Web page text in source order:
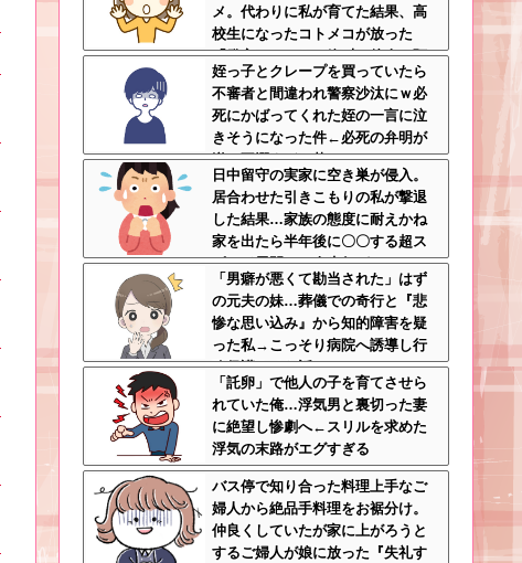
メ。代わりに私が育てた結果、高
校生になったコトメコが放った
「発言」にコトメ絶叫←他人に預
けっぱなしで親面するな
姪っ子とクレープを買っていたら
不審者と間違われ警察沙汰にｗ必
死にかばってくれた姪の一言に泣
きそうになった件←必死の弁明が
逆に不憫すぎて草
日中留守の実家に空き巣が侵入。
居合わせた引きこもりの私が撃退
した結果…家族の態度に耐えかね
家を出たら半年後に〇〇する超ス
ピード展開へ←人生何がきっかけ
で好転するか分からない
「男癖が悪くて勘当された」はず
の元夫の妹…葬儀での奇行と『悲
惨な思い込み』から知的障害を疑
った私→こっそり病院へ誘導し行
政保護させた話
「託卵」で他人の子を育てさせら
れていた俺…浮気男と裏切った妻
に絶望し惨劇へ←スリルを求めた
浮気の末路がエグすぎる
バス停で知り合った料理上手なご
婦人から絶品手料理をお裾分け。
仲良くしていたが家に上がろうと
するご婦人が娘に放った『失礼す